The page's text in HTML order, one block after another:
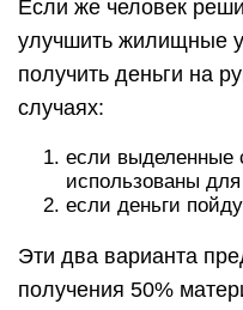
Если же человек
улучшить жилищные
получить деньги на
случаях:
если выделенные
использованы
если деньги
Эти два варианта
получения 50%